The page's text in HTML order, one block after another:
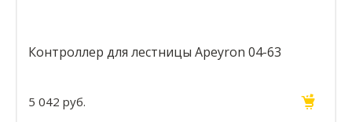
Контроллер для лестницы Apeyron 04-63
5 042 руб.